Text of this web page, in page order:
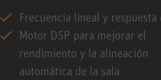
Frecuencia lineal y respuesta
Motor DSP para mejorar el
rendimiento y la alineación
automática de la sala